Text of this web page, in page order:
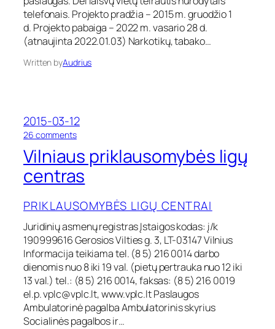
a
c
j
a
k
o
m
a
i
r
a
k
o
h
l
i
z
m
o
g
y
d
y
m
a
telefonais. Projekto pradžia – 2015 m. gruodžio 1
d. Projekto pabaiga – 2022 m. vasario 28 d.
(atnaujinta 2022.01.03) Narkotikų, tabako…
Written byAudrius
2015-03-12
26 commentso
V
i
l
i
u
s
p
r
i
k
l
a
u
Vilniaus priklausomybės ligų
centras
PRIKLAUSOMYBĖS LIGŲ CENTRAI
Juridinių asmenų registras Įstaigos kodas: į/k
190999616 Gerosios Vilties g. 3, LT-03147 Vilnius
Informacija teikiama tel. (8 5) 216 0014 darbo
dienomis nuo 8 iki 19 val. (pietų pertrauka nuo 12 iki
13 val.) tel.: (8 5) 216 0014, faksas: (8 5) 216 0019
el.p.vplc@vplc.lt, www.vplc.lt Paslaugos
Ambulatorinė pagalba Ambulatorinis skyrius
Socialinės pagalbos ir…